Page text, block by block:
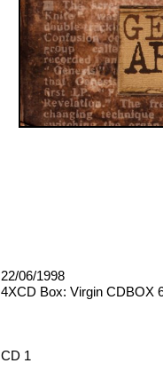
22/06/1998
4XCD Box: Virgin CDBOX
CD 1